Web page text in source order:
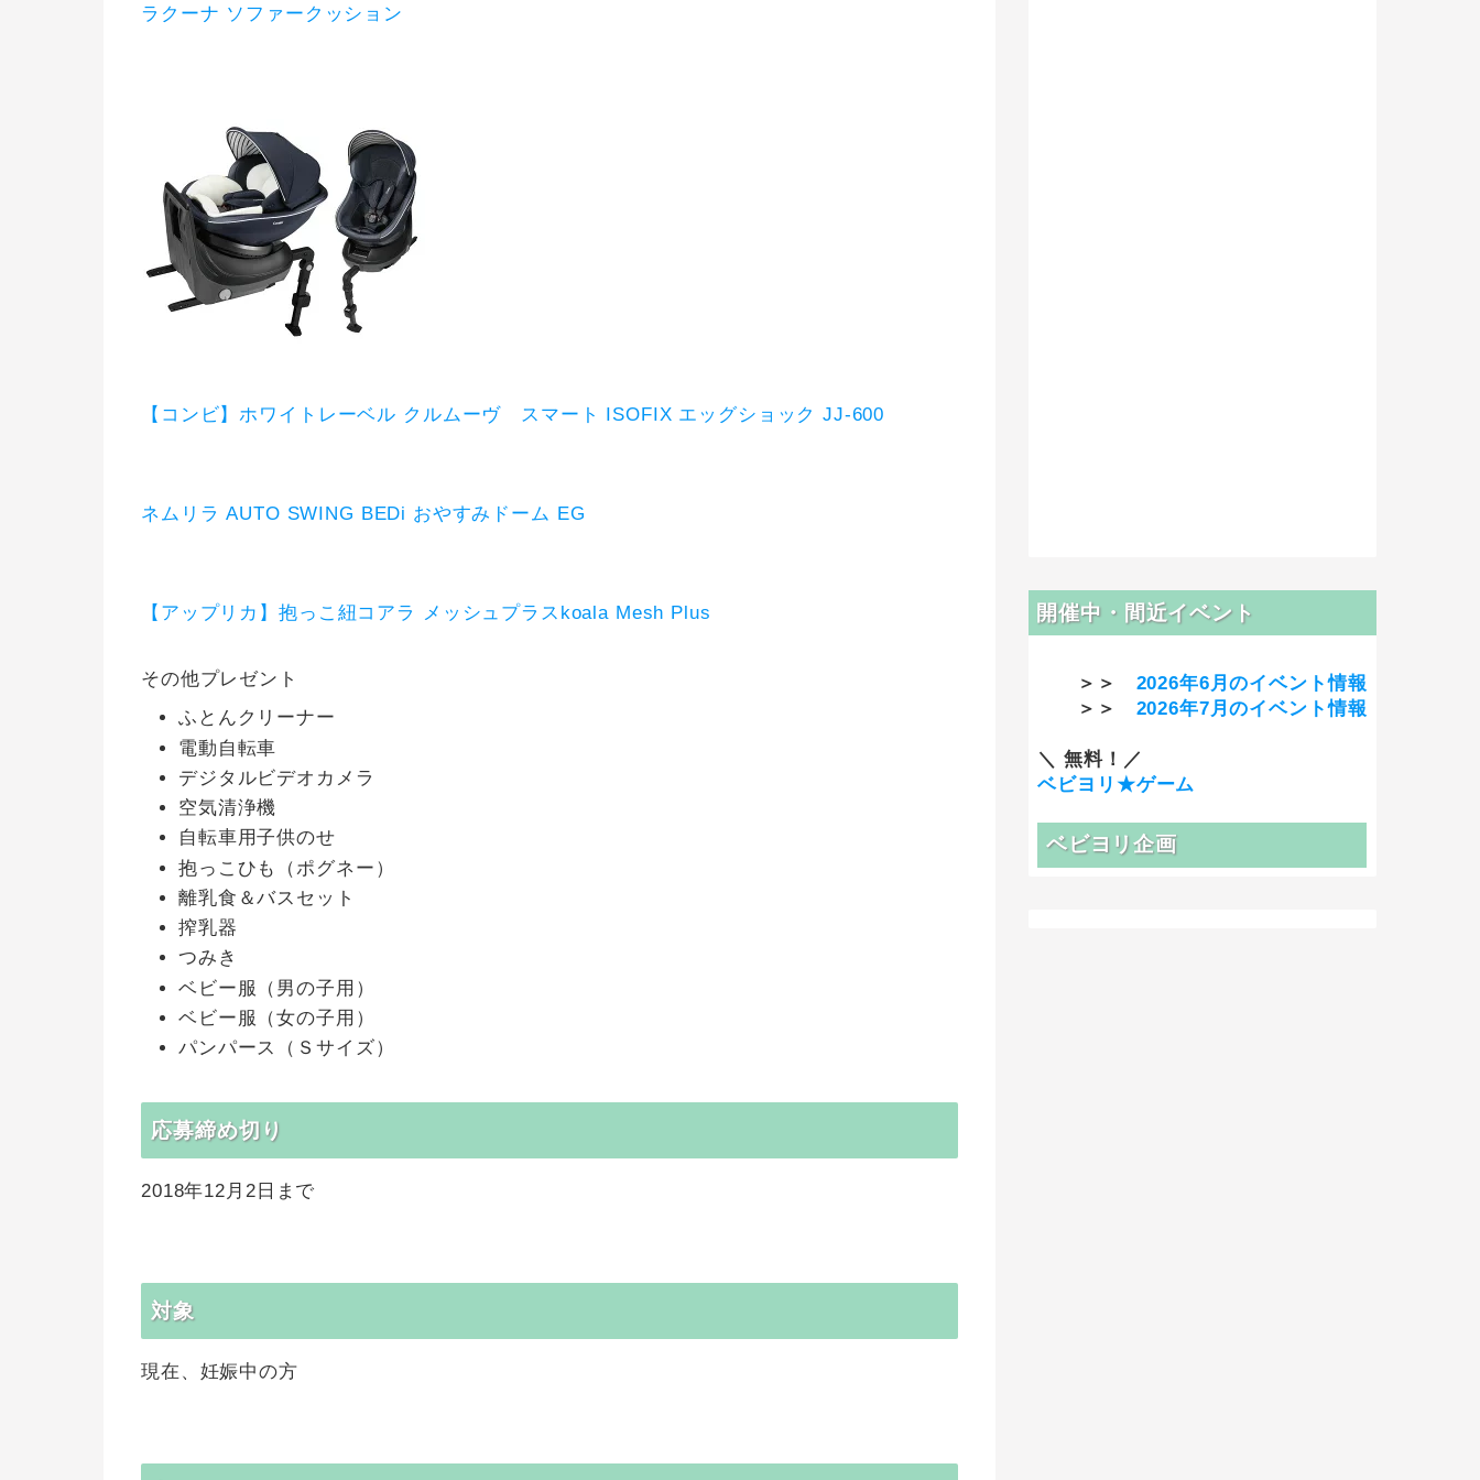
ラクーナ ソファークッション
【コンビ】ホワイトレーベル クルムーヴ スマート ISOFIX エッグショック JJ-600
ネムリラ AUTO SWING BEDi おやすみドーム EG
【アップリカ】抱っこ紐コアラ メッシュプラスkoala Mesh Plus
その他プレゼント
ふとんクリーナー
電動自転車
デジタルビデオカメラ
空気清浄機
自転車用子供のせ
抱っこひも（ポグネー）
離乳食＆バスセット
搾乳器
つみき
ベビー服（男の子用）
ベビー服（女の子用）
パンパース（Ｓサイズ）
応募締め切り
2018年12月2日まで
対象
現在、妊娠中の方
開催中・間近イベント
＞＞ 2026年6月のイベント情報
＞＞ 2026年7月のイベント情報
＼ 無料！／
ベビヨリ★ゲーム
ベビヨリ企画